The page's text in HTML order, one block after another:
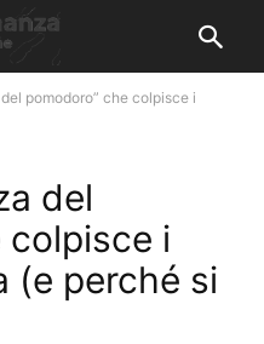
pomodoro” che colpisce i
del
colpisce i
(e perché si